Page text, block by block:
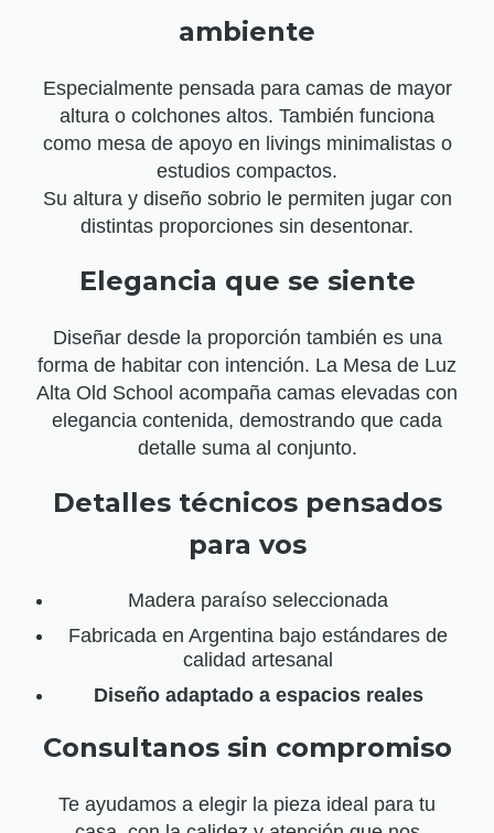
ambiente
Especialmente pensada para camas de mayor
altura o colchones altos. También funciona
como mesa de apoyo en livings minimalistas o
estudios compactos.
Su altura y diseño sobrio le permiten jugar con
distintas proporciones sin desentonar.
Elegancia que se siente
Diseñar desde la proporción también es una
forma de habitar con intención. La Mesa de Luz
Alta Old School acompaña camas elevadas con
elegancia contenida, demostrando que cada
detalle suma al conjunto.
Detalles técnicos pensados
para vos
Madera paraíso seleccionada
Fabricada en Argentina bajo estándares de
calidad artesanal
Diseño adaptado a espacios reales
Consultanos sin compromiso
Te ayudamos a elegir la pieza ideal para tu